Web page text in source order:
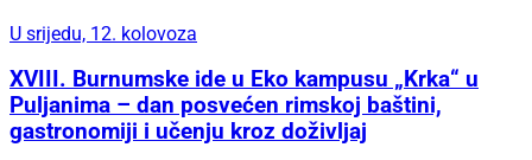
U srijedu, 12. kolovoza
XVIII. Burnumske ide u Eko kampusu „Krka“ u
Puljanima – dan posvećen rimskoj baštini,
gastronomiji i učenju kroz doživljaj